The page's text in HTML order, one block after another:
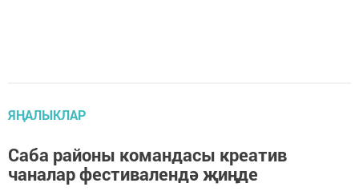
ЯҢАЛЫКЛАР
Саба районы командасы креатив
чаналар фестивалендә җиңде